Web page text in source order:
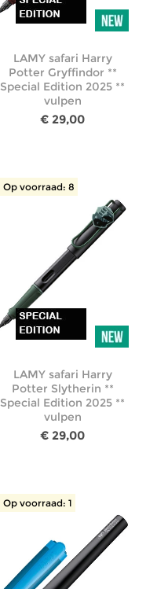
LAMY safari Harry
Potter Gryffindor **
Special Edition 2025 **
vulpen
€ 29,00
Op voorraad: 8
LAMY safari Harry
Potter Slytherin **
Special Edition 2025 **
vulpen
€ 29,00
Op voorraad: 1